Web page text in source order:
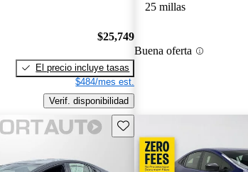
$25,749
El precio incluye tasas
$484/mes est.
Verif. disponibilidad
25 millas
Buena oferta
Guarda este Aviso